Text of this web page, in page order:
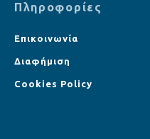
Πληροφορίες
Επικοινωνία
Διαφήμιση
Cookies Policy